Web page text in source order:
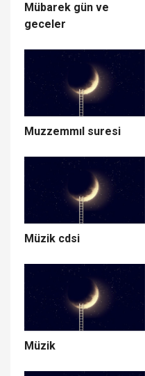
Mübarek gün ve
geceler
Muzzemmıl suresi
Müzik cdsi
Müzik